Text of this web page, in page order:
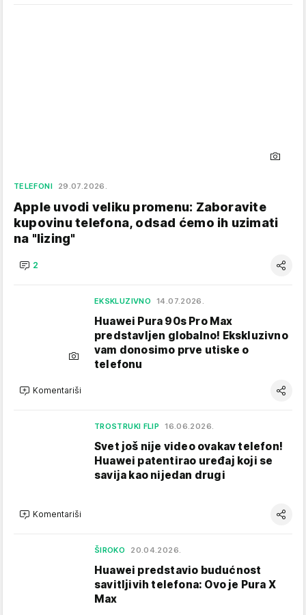
TELEFONI 29.07.2026.
Apple uvodi veliku promenu: Zaboravite
kupovinu telefona, odsad ćemo ih uzimati
na "lizing"
2
EKSKLUZIVNO 14.07.2026.
Huawei Pura 90s Pro Max
predstavljen globalno! Ekskluzivno
vam donosimo prve utiske o
telefonu
Komentariši
TROSTRUKI FLIP 16.06.2026.
Svet još nije video ovakav telefon!
Huawei patentirao uređaj koji se
savija kao nijedan drugi
Komentariši
ŠIROKO 20.04.2026.
Huawei predstavio budućnost
savitljivih telefona: Ovo je Pura X
Max